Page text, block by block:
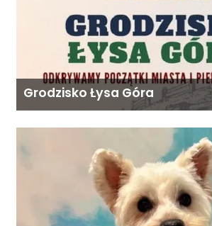
Grodzisko Łysa Góra